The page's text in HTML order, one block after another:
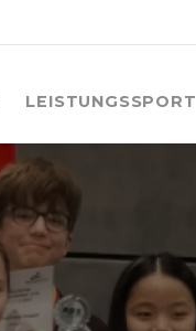
LEISTUNGSSPORT